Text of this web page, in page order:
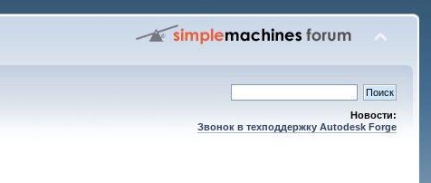
Новости:
Звонок в техподдержку Autodesk Forge